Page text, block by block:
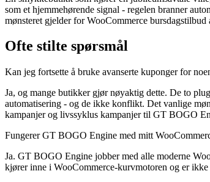
som et hjemmehørende signal - regelen branner
mønsteret gjelder for WooCommerce bursdagstilbud
Ofte stilte spørsmål
Kan jeg fortsette å bruke avanserte kuponger for
Ja, og mange butikker gjør nøyaktig dette. De to
automatisering - og de ikke konflikt. Det vanlige
kampanjer og livssyklus kampanjer til GT BOGO
Fungerer GT BOGO Engine med mitt
Ja. GT BOGO Engine jobber med alle moderne
kjører inne i WooCommerce-kurvmotoren og er